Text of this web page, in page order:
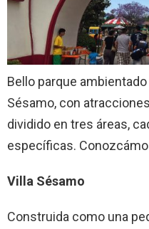
Bello parque
Sésamo, con
dividido en tres áreas,
específicas.
Villa Sésamo
Construida como una